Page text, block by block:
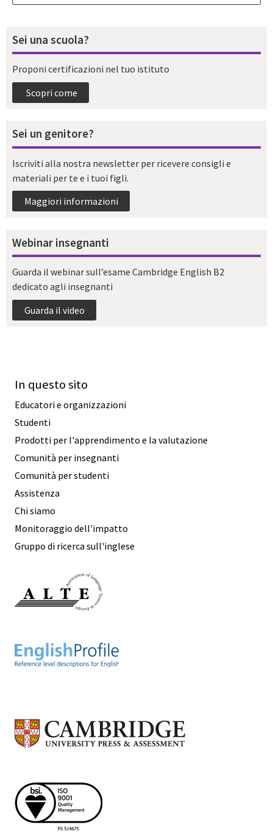
Sei una scuola?
Proponi certificazioni nel tuo istituto
Scopri come
Sei un genitore?
Iscriviti alla nostra newsletter per ricevere consigli e
materiali per te e i tuoi figli.
Maggiori informazioni
Webinar insegnanti
Guarda il webinar sull’esame Cambridge English B2
dedicato agli insegnanti
Guarda il video
In questo sito
Educatori e organizzazioni
Studenti
Prodotti per l'apprendimento e la valutazione
Comunità per insegnanti
Comunità per studenti
Assistenza
Chi siamo
Monitoraggio dell'impatto
Gruppo di ricerca sull'inglese